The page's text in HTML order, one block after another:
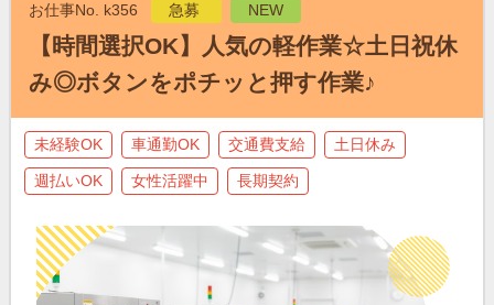
お仕事No. k356 急募 NEW
【時間選択OK】人気の軽作業☆土日祝休
み◎ボタンをポチッと押す作業♪
未経験OK 車通勤OK 交通費支給 土日休み
週払いOK 女性活躍中 長期契約